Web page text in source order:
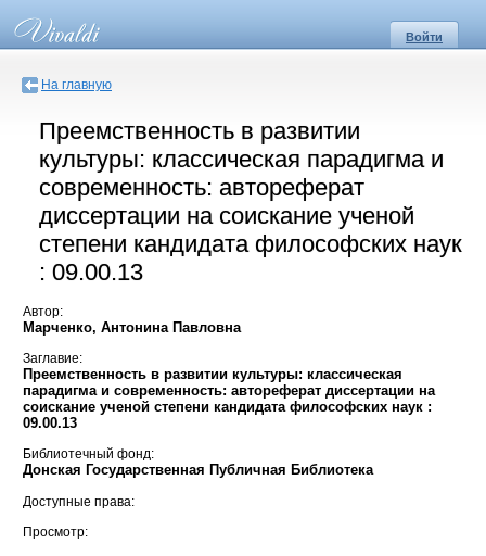
Войти
На главную
Преемственность в развитии
культуры: классическая парадигма и
современность: автореферат
диссертации на соискание ученой
степени кандидата философских наук
: 09.00.13
Автор:
Марченко, Антонина Павловна
Заглавие:
Преемственность в развитии культуры: классическая
парадигма и современность: автореферат диссертации на
соискание ученой степени кандидата философских наук :
09.00.13
Библиотечный фонд:
Донская Государственная Публичная Библиотека
Доступные права:
Просмотр: